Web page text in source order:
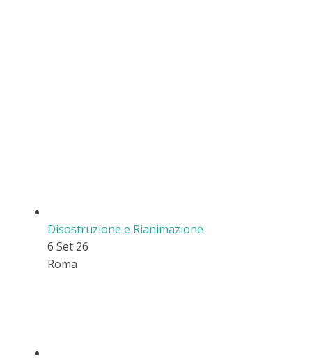
Disostruzione e Rianimazione
6 Set 26
Roma